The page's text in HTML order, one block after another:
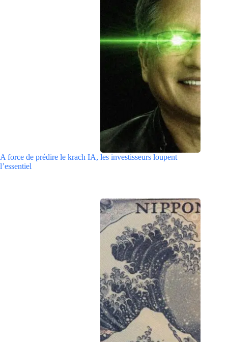
A force de prédire le krach IA, les investisseurs loupent
l’essentiel